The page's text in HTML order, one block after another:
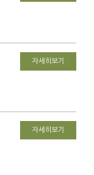
자세히보기
자세히보기